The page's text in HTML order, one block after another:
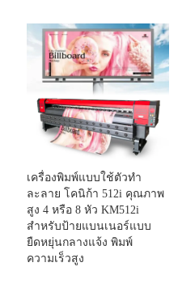
เครื่องพิมพ์แบบใช้ตัวทำ
ละลาย โคนิก้า 512i คุณภาพ
สูง 4 หรือ 8 หัว KM512i
สำหรับป้ายแบนเนอร์แบบ
ยืดหยุ่นกลางแจ้ง พิมพ์
ความเร็วสูง